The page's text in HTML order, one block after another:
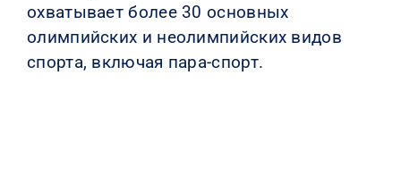
охватывает более 30 основных
олимпийских и неолимпийских видов
спорта, включая пара-спорт.